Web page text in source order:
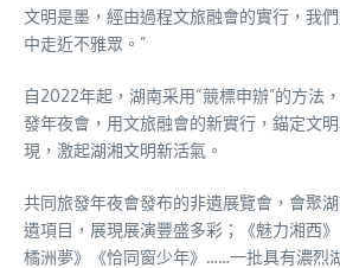
文明是墨，經由過程文旅融會的實行，我
中走近不雅眾。”
自2022年起，湖南采用“競標申辦”的方法
發年夜會，用文旅融會的新實行，錨定文
現，激起湖湘文明新活氣。
共同旅發年夜會發布的非遺展覽會，會聚
遺項目，展現展演豐盛多彩；《魅力湘西
橘洲夢》《恰同窗少年》……一批具有濃烈